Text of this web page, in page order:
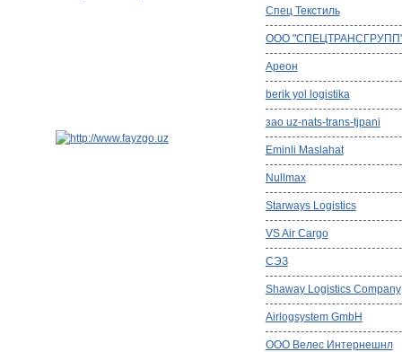
Спец Текстиль
ООО
Ареон
berik yol logistika
зао uz-nats-trans-tjpani
Eminli Maslahat
Nullmax
Starways Logistics
VS Air Cargo
СЭЗ
Shaway Logistics Company
Airlogsystem GmbH
ООО Велес Интернешнл